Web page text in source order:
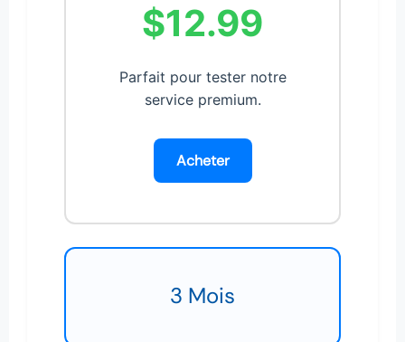
$12.99
Parfait pour tester notre
service premium.
Acheter
3 Mois